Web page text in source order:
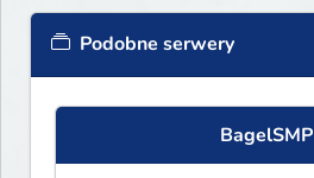
Podobne serwery
BagelSMP